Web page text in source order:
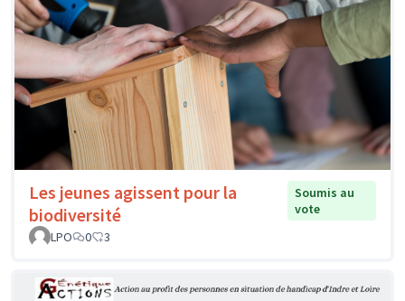
Les jeunes agissent pour la
biodiversité
Soumis au
vote
LPO
0 3